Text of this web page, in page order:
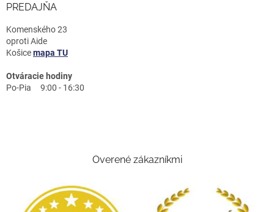
PREDAJŇA
Komenského 23
oproti Aide
Košicemapa TU
Otváracie hodiny
Po-Pia 9:00 - 16:30
Overené zákazníkmi